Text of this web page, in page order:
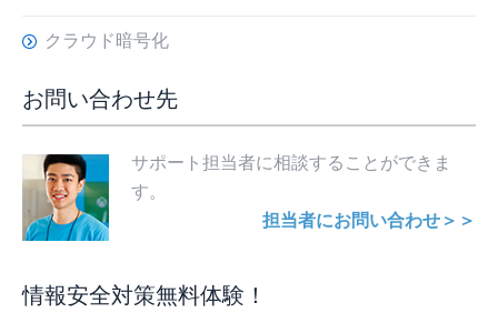
クラウド暗号化
お問い合わせ先
サポート担当者に相談することができま
す。
担当者にお問い合わせ＞＞
情報安全対策無料体験！